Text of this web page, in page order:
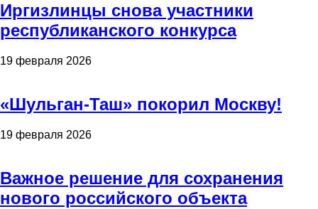
Иргизлинцы снова участники
республиканского конкурса
19 февраля 2026
«Шульган-Таш» покорил Москву!
19 февраля 2026
Важное решение для сохранения
нового российского объекта